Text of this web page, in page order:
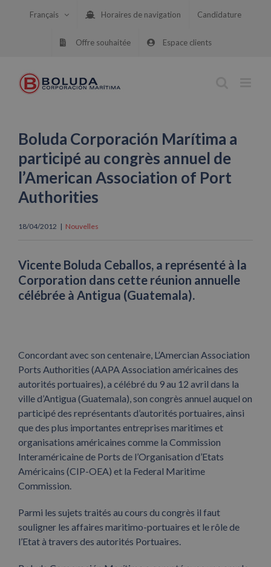
Français Horaires de navigation Candidature
Offre souhaitée Espace clients
Boluda Corporación Marítima a
participé au congrès annuel de
l’American Association of Port
Authorities
18/04/2012 | Nouvelles
Vicente Boluda Ceballos, a représenté à la
Corporation dans cette réunion annuelle
célébrée à Antigua (Guatemala).
Concordant avec son centenaire, L’Amercian Association
Ports Authorities (AAPA Association américaines des
autorités portuaires), a célébré du 9 au 12 avril dans la
ville d’Antigua (Guatemala), son congrès annuel auquel on
participé des représentants d’autorités portuaires, ainsi
que des plus importantes entreprises maritimes et
organisations américaines comme la Commission
Interaméricaine de Ports de l’Organisation d’Etats
Américains (CIP-OEA) et la Federal Maritime
Commission.
Parmi les sujets traités au cours du congrès il faut
souligner les affaires maritimo-portuaires et le rôle de
l’Etat à travers des autorités Portuaires.